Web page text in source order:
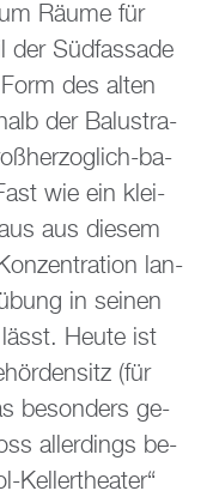
Räume für
der Süd­fas­sa­de
des alten
der Ba­lus­tra­
ba­
wie ein klei­
aus die­sem
lan­
in sei­nen
Heute ist
(für
be­son­ders ge­
al­ler­dings be­
Kel­ler­thea­ter“